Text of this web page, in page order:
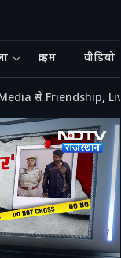
क्राइम वीडियो
से Friendship,